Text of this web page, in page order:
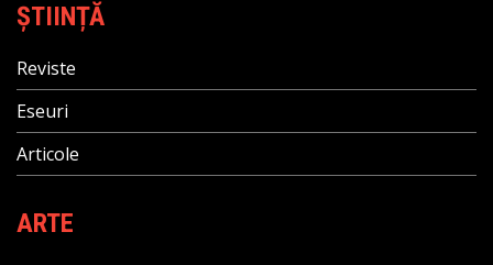
ȘTIINȚĂ
Reviste
Eseuri
Articole
ARTE